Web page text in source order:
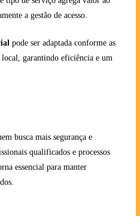
a gestão de acesso.
pode ser adaptada conforme as
local, garantindo eficiência e um
busca mais segurança e
qualificados e processos
essencial para manter